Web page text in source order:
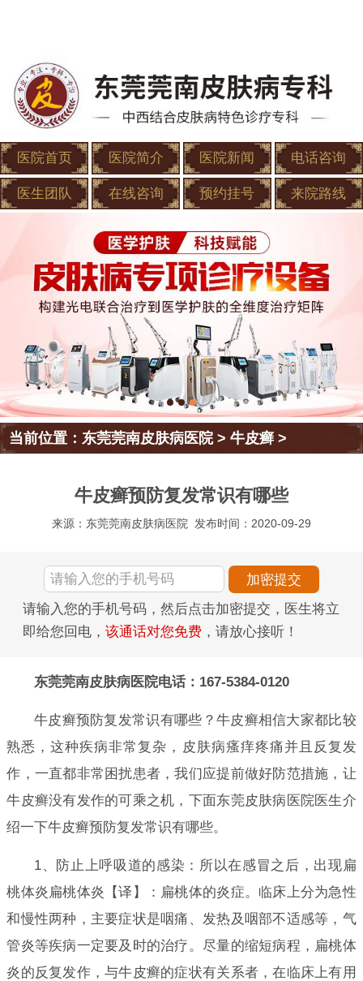
医院首页 医院简介 医院新闻 电话咨询
医生团队 在线咨询 预约挂号 来院路线
当前位置：东莞莞南皮肤病医院>牛皮癣 >
牛皮癣预防复发常识有哪些
来源：东莞莞南皮肤病医院 发布时间：2020-09-29
请输入您的手机号码，然后点击加密提交，医生将立
即给您回电， 该通话对您免费 ，请放心接听！
东莞莞南皮肤病医院电话：167-5384-0120
牛皮癣预防复发常识有哪些？牛皮癣相信大家都比较
熟悉，这种疾病非常复杂，皮肤病瘙痒疼痛并且反复发
作，一直都非常困扰患者，我们应提前做好防范措施，让
牛皮癣没有发作的可乘之机，下面东莞皮肤病医院医生介
绍一下牛皮癣预防复发常识有哪些。
1、防止上呼吸道的感染：所以在感冒之后，出现扁
桃体炎扁桃体炎【译】：扁桃体的炎症。临床上分为急性
和慢性两种，主要症状是咽痛、发热及咽部不适感等，气
管炎等疾病一定要及时的治疗。尽量的缩短病程，扁桃体
炎的反复发作，与牛皮癣的症状有关系者，在临床上有用